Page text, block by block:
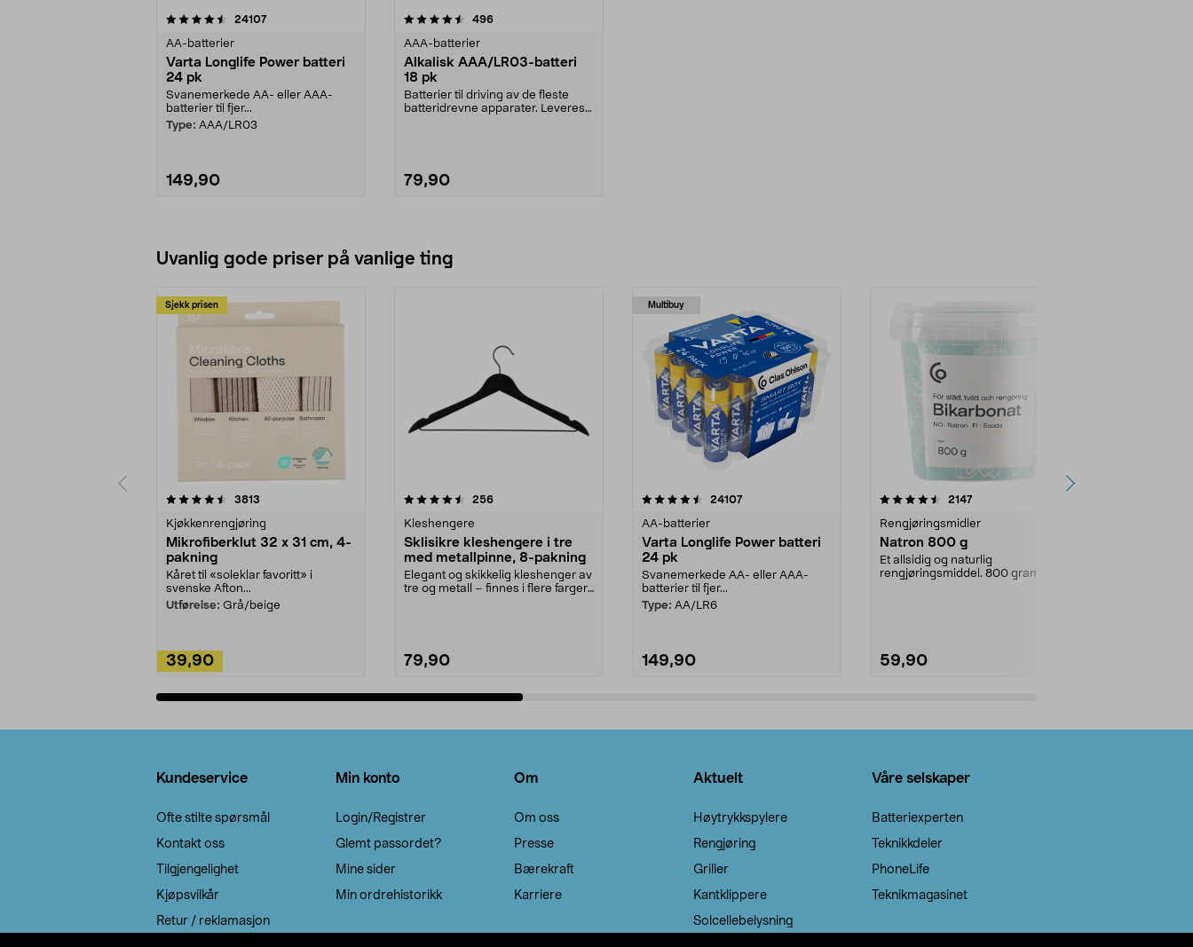
24107anmeldelser
AA-batterier
Varta Longlife Power batteri
24 pk
Svanemerkede AA- eller AAA-
batterier til fjer...
Type: AAA/LR03
149,90
4.5av 5 stjerner 496anmeldelser
AAA-batterier
Alkalisk AAA/LR03-batteri
18 pk
Batterier til driving av de fleste
batteridrevne apparater. Leveres i
79,90
Uvanlig gode priser på vanlige ting
Sjekk prisen
3813
Kjøkkenrengjøring
Mikrofiberklut 32 x 31 cm, 4-
pakning
Kåret til «soleklar favoritt» i
svenske Afton...
Utførelse: Grå/beige
39,90
4.5av 5 stjerner 256anmeldelser
Kleshengere
Sklisikre kleshengere i tre
med metallpinne, 8-pakning
Elegant og skikkelig kleshenger av
tre og metall – finnes i flere farger.
79,90
Multibuy
4.5av 5 stjerner 24107anmeldelser
AA-batterier
Varta Longlife Power batteri
24 pk
Svanemerkede AA- eller AAA-
batterier til fjer...
Type: AA/LR6
149,90
4.5av 5 stjerner 2147anmeldelser
Rengjøringsmidler
Natron 800 g
Et allsidig og naturlig
rengjøringsmiddel. 800 gram
59,90
4.0av 5 stjerner
Kundeservice
Ofte stilte spørsmål
Kontakt oss
Tilgjengelighet
Kjøpsvilkår
Retur / reklamasjon
Min konto
Login/Registrer
Glemt passordet?
Mine sider
Min ordrehistorikk
Om
Om oss
Presse
Bærekraft
Karriere
Aktuelt
Høytrykkspylere
Rengjøring
Griller
Kantklippere
Solcellebelysning
Våre selskaper
Batteriexperten
Teknikkdeler
PhoneLife
Teknikmagasinet